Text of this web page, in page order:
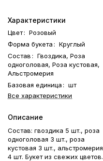
Характеристики
Цвет: Розовый
Форма букета : Круглый
Состав : Гвоздика, Роза
одноголовая, Роза кустовая,
Альстромерия
Базовая единица : шт
Все характеристики
Описание
Состав: гвоздика 5 шт., роза
одноголовая 3 шт., роза
кустовая 3 шт., альстромерия
4 шт. Букет из свежих цветов